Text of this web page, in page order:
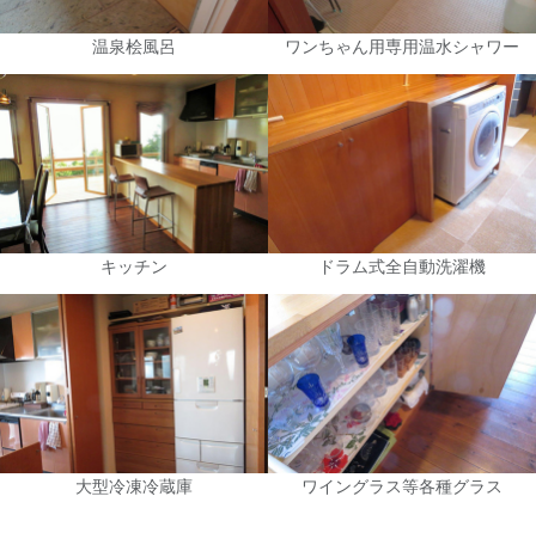
温泉桧風呂 ワンちゃん用専用温水シャワー
キッチン ドラム式全自動洗濯機
大型冷凍冷蔵庫 ワイングラス等各種グラス